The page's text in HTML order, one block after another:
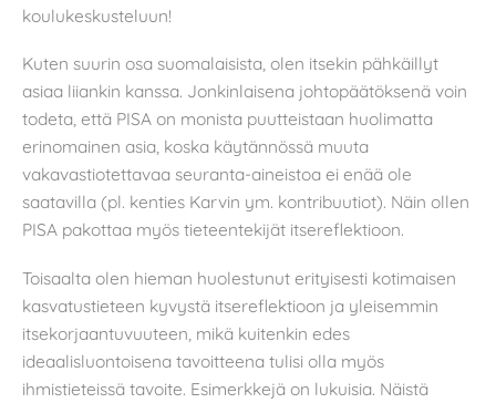
koulukeskusteluun!
Kuten suurin osa suomalaisista, olen itsekin pähkäillyt
asiaa liiankin kanssa. Jonkinlaisena johtopäätöksenä voin
todeta, että PISA on monista puutteistaan huolimatta
erinomainen asia, koska käytännössä muuta
vakavastiotettavaa seuranta-aineistoa ei enää ole
saatavilla (pl. kenties Karvin ym. kontribuutiot). Näin ollen
PISA pakottaa myös tieteentekijät itsereflektioon.
Toisaalta olen hieman huolestunut erityisesti kotimaisen
kasvatustieteen kyvystä itsereflektioon ja yleisemmin
itsekorjaantuvuuteen, mikä kuitenkin edes
ideaalisluontoisena tavoitteena tulisi olla myös
ihmistieteissä tavoite. Esimerkkejä on lukuisia. Näistä